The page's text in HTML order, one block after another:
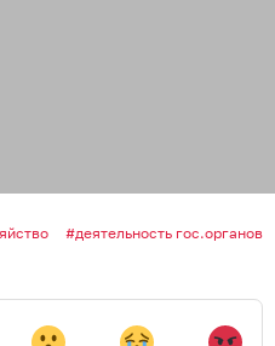
деятельность гос.органов